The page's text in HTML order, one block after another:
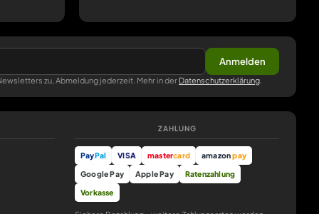
Anmelden
zu, Abmeldung jederzeit. Mehr in der Datenschutzerklärung
ZAHLUNG
PayPal VISA mastercard amazonpay
Google Pay
Apple Pay
Ratenzahlung
Vorkasse